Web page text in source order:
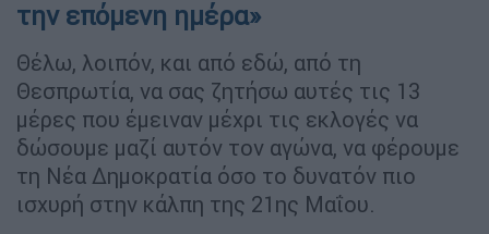
την επόμενη ημέρα»
Θέλω, λοιπόν, και από εδώ, από τη
Θεσπρωτία, να σας ζητήσω αυτές τις 13
μέρες που έμειναν μέχρι τις εκλογές να
δώσουμε μαζί αυτόν τον αγώνα, να φέρουμε
τη Νέα Δημοκρατία όσο το δυνατόν πιο
ισχυρή στην κάλπη της 21ης Μαΐου.